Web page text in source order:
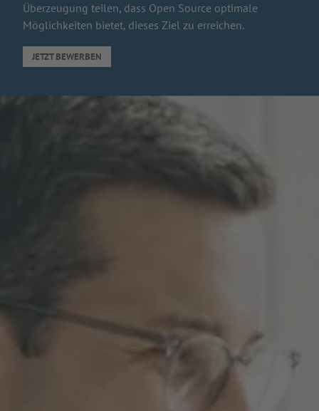
Überzeugung teilen, dass Open Source optimale
Möglichkeiten bietet, dieses Ziel zu erreichen.
JETZT BEWERBEN